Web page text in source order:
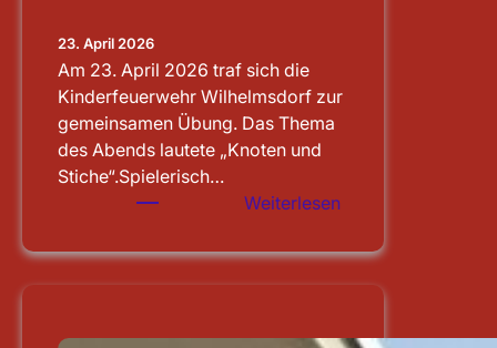
23. April 2026
Am 23. April 2026 traf sich die
Kinderfeuerwehr Wilhelmsdorf zur
gemeinsamen Übung. Das Thema
des Abends lautete „Knoten und
Stiche“.Spielerisch…
Weiterlesen
der
am